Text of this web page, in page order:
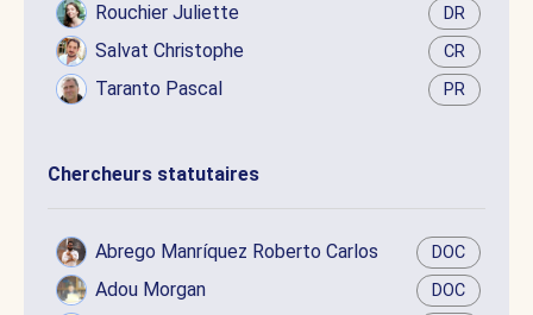
Rouchier Juliette DR
Salvat Christophe CR
Taranto Pascal PR
Chercheurs statutaires
Abrego Manríquez Roberto Carlos DOC
Adou Morgan DOC